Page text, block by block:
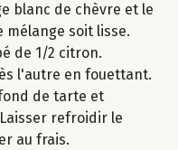
blanc de chèvre et le
mélange soit lisse.
de 1/2 citron.
l'autre en fouettant.
de tarte et
refroidir le
au frais.